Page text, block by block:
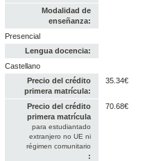
Modalidad de
enseñanza:
Presencial
Lengua docencia:
Castellano
Precio del crédito
primera matrícula:
35.34€
Precio del crédito
primera matrícula
para estudiantado
extranjero no UE ni
régimen comunitario
:
70.68€